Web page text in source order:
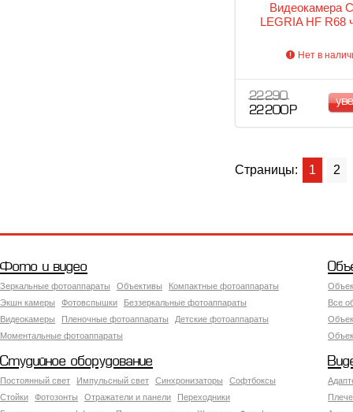
Видеокамера
LEGRIA HF R68
Нет в
22 290
22 200 Р
Страницы: 1 2
Фото и видео
Зеркальные фотоаппараты Объективы
Компактные фотоаппараты
Экшн камеры
Фотовспышки
Беззеркальные фотоаппараты
Видеокамеры
Пленочные фотоаппараты
Детские фотоаппараты
Моментальные фотоаппараты
Все
Студийное оборудование
Постоянный свет Импульсный свет Синхронизаторы
Софтбоксы
Стойки
Фотозонты Отражатели и панели
Переходники